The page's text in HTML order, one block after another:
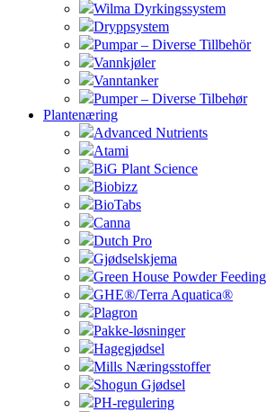
Wilma Dyrkingssystem
Dryppsystem
Pumpar – Diverse Tillbehör
Vannkjøler
Vanntanker
Pumper – Diverse Tilbehør
Plantenæring
Advanced Nutrients
Atami
BiG Plant Science
Biobizz
BioTabs
Canna
Dutch Pro
Gjødselskjema
Green House Powder Feeding
GHE®/Terra Aquatica®
Plagron
Pakke-løsninger
Hagegjødsel
Mills Næringsstoffer
Shogun Gjødsel
PH-regulering